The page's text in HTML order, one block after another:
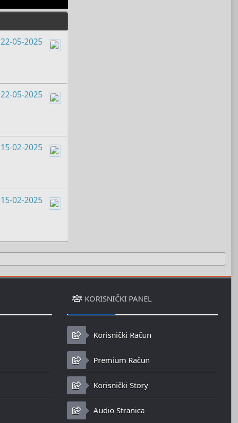
22-05-2025
22-05-2025
15-02-2025
15-02-2025
KORISNIČKI PANEL
Korisnički Račun
Premium Račun
Korisnički Story
Audio Stranica